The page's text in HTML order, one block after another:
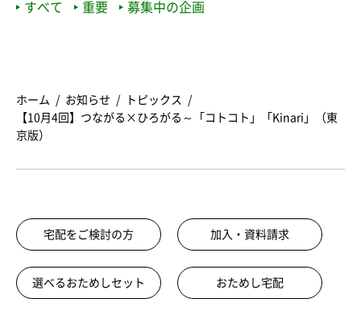
すべて 重要 募集中の企画
ホーム お知らせ
トピックス
【10月4回】つながる×ひろがる～「コトコト」「Kinari」（東
京版）
宅配をご検討の方 加入・資料請求
選べるおためしセット おためし宅配